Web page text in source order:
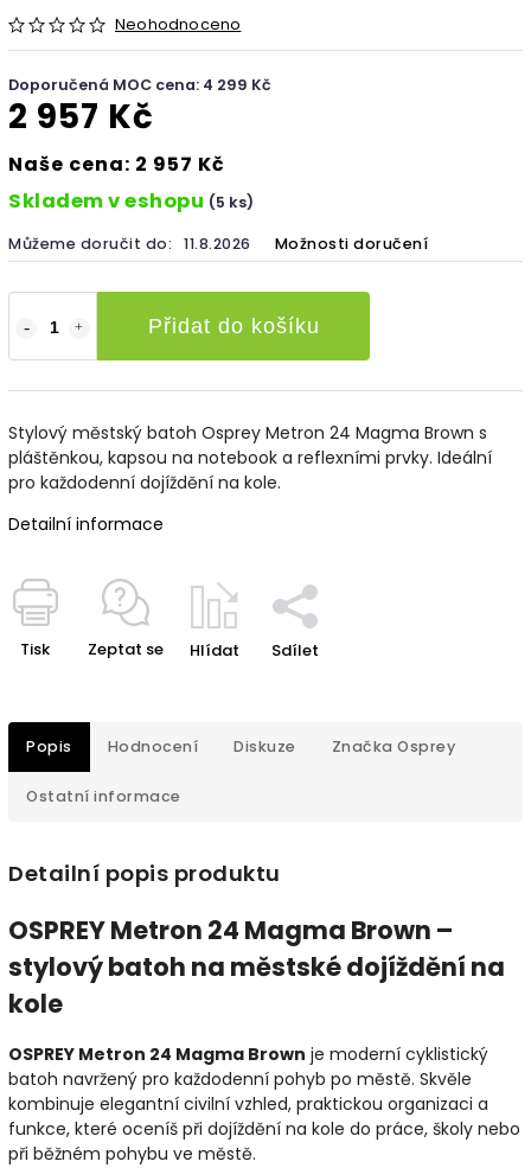
Neohodnoceno
Doporučená MOC cena: 4 299 Kč
2 957 Kč
Naše cena: 2 957 Kč
Skladem v eshopu (5 ks)
Můžeme doručit do: 11.8.2026 Možnosti doručení
Přidat do košíku
Stylový městský batoh Osprey Metron 24 Magma Brown s
pláštěnkou, kapsou na notebook a reflexními prvky. Ideální
pro každodenní dojíždění na kole.
Detailní informace
Tisk Zeptat se Hlídat Sdílet
Popis Hodnocení Diskuze Značka Osprey
Ostatní informace
Detailní popis produktu
OSPREY Metron 24 Magma Brown –
stylový batoh na městské dojíždění na
kole
OSPREY Metron 24 Magma Brown je moderní cyklistický
batoh navržený pro každodenní pohyb po městě. Skvěle
kombinuje elegantní civilní vzhled, praktickou organizaci a
funkce, které oceníš při dojíždění na kole do práce, školy nebo
při běžném pohybu ve městě.